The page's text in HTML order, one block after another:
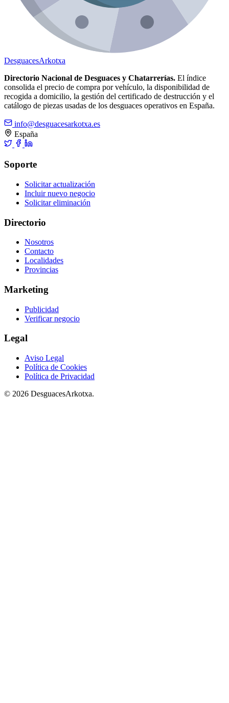
DesguacesArkotxa
Directorio Nacional de Desguaces y Chatarrerías. El índice
consolida el precio de compra por vehículo, la disponibilidad de
recogida a domicilio, la gestión del certificado de destrucción y el
catálogo de piezas usadas de los desguaces operativos en España.
info@desguacesarkotxa.es
España
Soporte
Solicitar actualización
Incluir nuevo negocio
Solicitar eliminación
Directorio
Nosotros
Contacto
Localidades
Provincias
Marketing
Publicidad
Verificar negocio
Legal
Aviso Legal
Política de Cookies
Política de Privacidad
© 2026 DesguacesArkotxa.